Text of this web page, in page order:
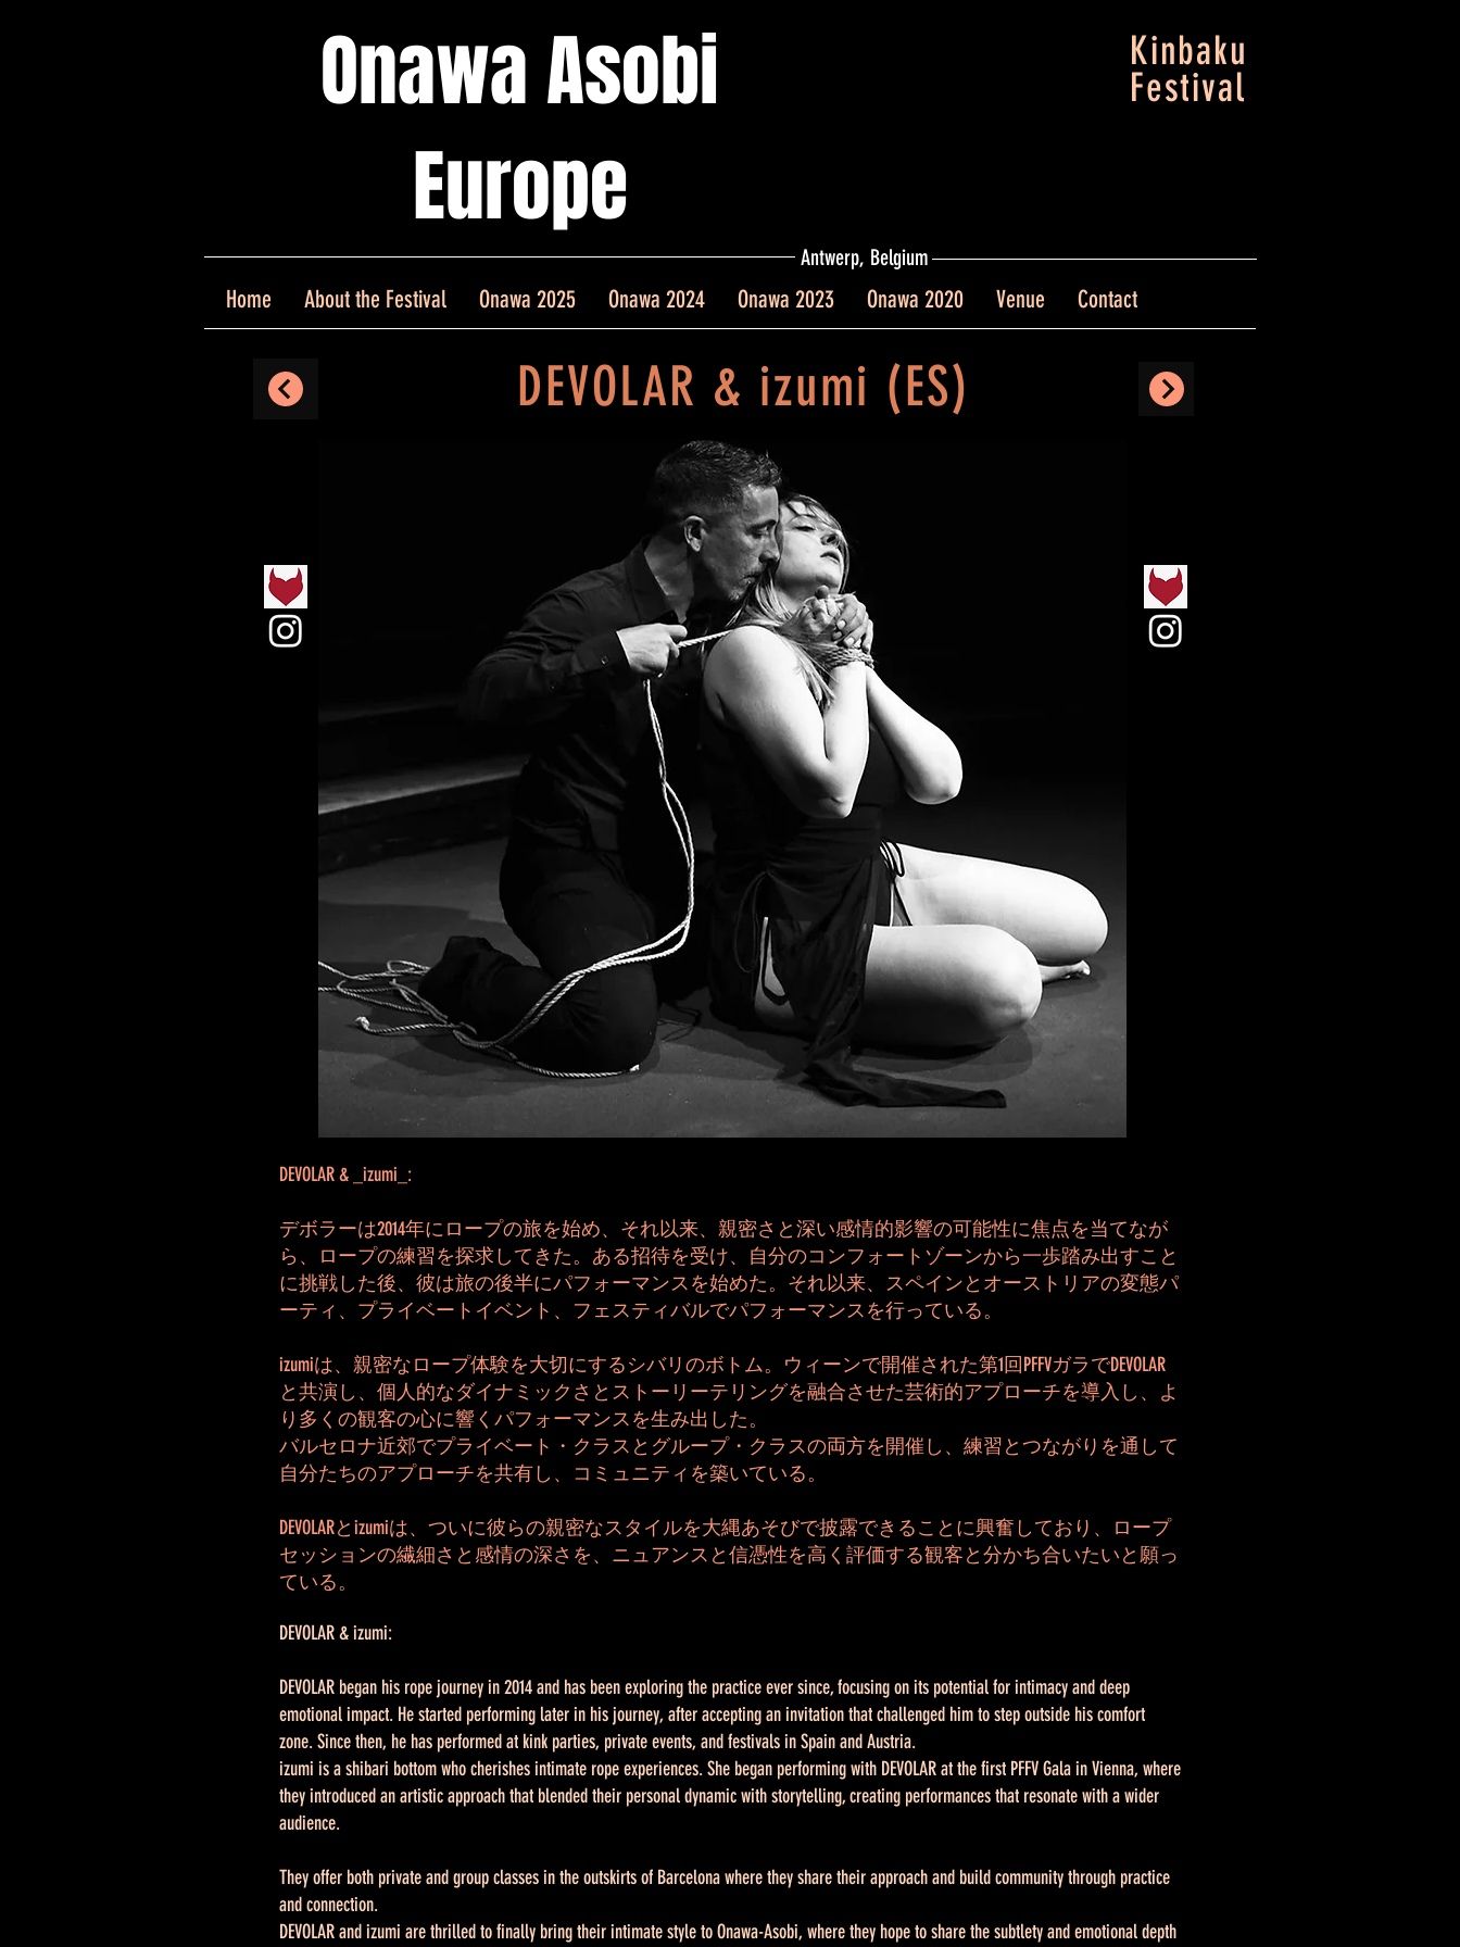
Onawa Asobi
Europe
Kinbaku
Festival
Antwerp, Belgium
Home About the Festival Onawa 2025 Onawa 2024 Onawa 2023 Onawa 2020 Venue Contact
DEVOLAR & izumi (ES)
DEVOLAR & _izumi_:
デボラーは2014年にロープの旅を始め、それ以来、親密さと深い感情的影響の可能性に焦点を当てなが
ら、ロープの練習を探求してきた。ある招待を受け、自分のコンフォートゾーンから一歩踏み出すこと
に挑戦した後、彼は旅の後半にパフォーマンスを始めた。それ以来、スペインとオーストリアの変態パ
ーティ、プライベートイベント、フェスティバルでパフォーマンスを行っている。
izumiは、親密なロープ体験を大切にするシバリのボトム。ウィーンで開催された第1回PFFVガラでDEVOLAR
と共演し、個人的なダイナミックさとストーリーテリングを融合させた芸術的アプローチを導入し、よ
り多くの観客の心に響くパフォーマンスを生み出した。
バルセロナ近郊でプライベート・クラスとグループ・クラスの両方を開催し、練習とつながりを通して
自分たちのアプローチを共有し、コミュニティを築いている。
DEVOLARとizumiは、ついに彼らの親密なスタイルを大縄あそびで披露できることに興奮しており、ロープ
セッションの繊細さと感情の深さを、ニュアンスと信憑性を高く評価する観客と分かち合いたいと願っ
ている。
DEVOLAR & izumi:
DEVOLAR began his rope journey in 2014 and has been exploring the practice ever since, focusing on its potential for intimacy and deep
emotional impact. He started performing later in his journey, after accepting an invitation that challenged him to step outside his comfort
zone. Since then, he has performed at kink parties, private events, and festivals in Spain and Austria.
izumi is a shibari bottom who cherishes intimate rope experiences. She began performing with DEVOLAR at the first PFFV Gala in Vienna, where
they introduced an artistic approach that blended their personal dynamic with storytelling, creating performances that resonate with a wider
audience.
They offer both private and group classes in the outskirts of Barcelona where they share their approach and build community through practice
and connection.
DEVOLAR and izumi are thrilled to finally bring their intimate style to Onawa-Asobi, where they hope to share the subtlety and emotional depth